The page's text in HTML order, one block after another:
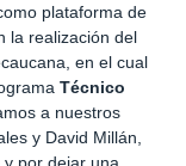
plataforma de
la realización del
en el cual
Técnico
a nuestros
y David Millán,
por dejar una